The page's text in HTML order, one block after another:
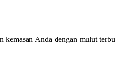
kemasan Anda dengan mulut